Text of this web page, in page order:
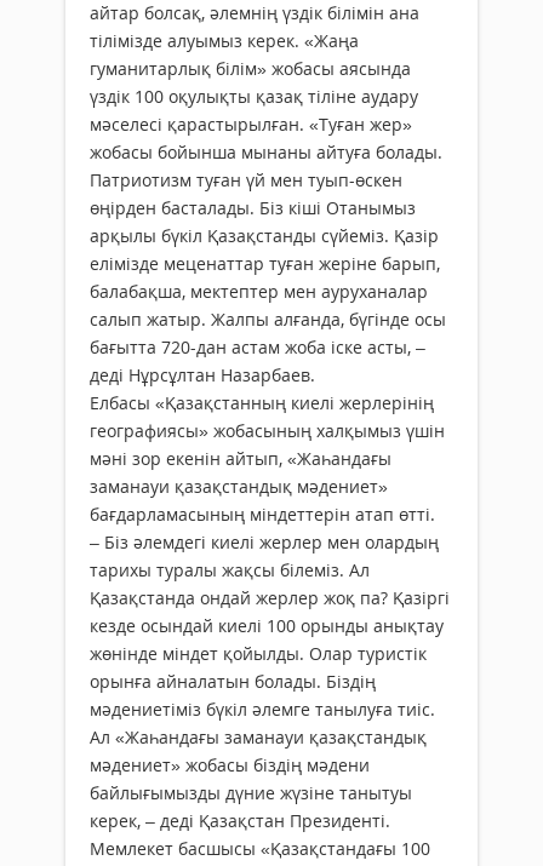
айтар болсақ, әлемнің үздік білімін ана
тілімізде алуымыз керек. «Жаңа
гуманитарлық білім» жобасы аясында
үздік 100 оқулықты қазақ тіліне аудару
мәселесі қарастырылған. «Туған жер»
жобасы бойынша мынаны айтуға болады.
Патриотизм туған үй мен туып-өскен
өңірден басталады. Біз кіші Отанымыз
арқылы бүкіл Қазақстанды сүйеміз. Қазір
елімізде меценаттар туған жеріне барып,
балабақша, мектептер мен ауруханалар
салып жатыр. Жалпы алғанда, бүгінде осы
бағытта 720-дан астам жоба іске асты, –
деді Нұрсұлтан Назарбаев.
Елбасы «Қазақстанның киелі жерлерінің
географиясы» жобасының халқымыз үшін
мәні зор екенін айтып, «Жаһандағы
заманауи қазақстандық мәдениет»
бағдарламасының міндеттерін атап өтті.
– Біз әлемдегі киелі жерлер мен олардың
тарихы туралы жақсы білеміз. Ал
Қазақстанда ондай жерлер жоқ па? Қазіргі
кезде осындай киелі 100 орынды анықтау
жөнінде міндет қойылды. Олар туристік
орынға айналатын болады. Біздің
мәдениетіміз бүкіл әлемге танылуға тиіс.
Ал «Жаһандағы заманауи қазақстандық
мәдениет» жобасы біздің мәдени
байлығымызды дүние жүзіне танытуы
керек, – деді Қазақстан Президенті.
Мемлекет басшысы «Қазақстандағы 100